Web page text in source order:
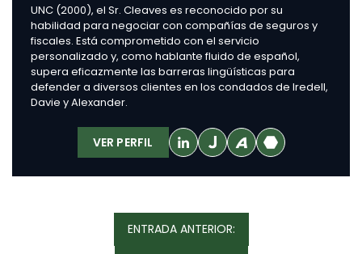
UNC (2000), el Sr. Cleaves es reconocido por su
habilidad para negociar con compañías de seguros y
fiscales. Está comprometido con el servicio
personalizado y, como hablante fluido de español,
supera eficazmente las barreras lingüísticas para
defender a diversos clientes en los condados de Iredell,
Davie y Alexander.
VER PERFIL
Navegación
ENTRADA ANTERIOR:ENTRADA
ANTERIOR: